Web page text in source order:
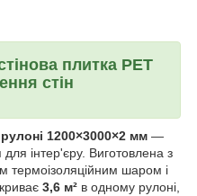
плитка PET
стін
1200×3000×2 мм —
інтер'єру. Виготовлена з
термоізоляційним шаром і
3,6 м² в одному рулоні,